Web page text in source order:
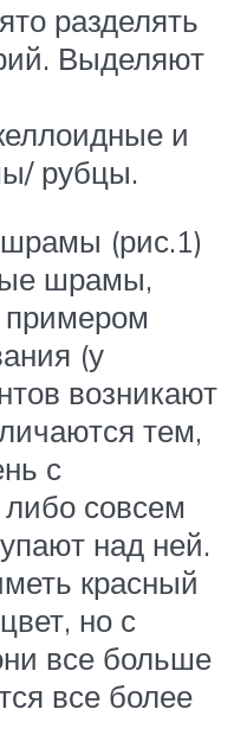
разделять
Выделяют
и
рубцы.
(рис.1)
шрамы,
примером
(у
возникают
тем,
с
совсем
над ней.
красный
но с
все больше
все более